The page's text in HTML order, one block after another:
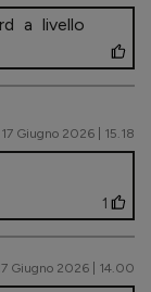
a livello
17 Giugno 2026 | 15.18
1
Giugno 2026 | 14.00